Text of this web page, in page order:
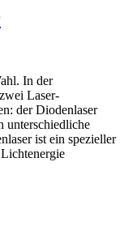
In der
Laser-
der Diodenlaser
unterschiedliche
ist ein spezieller